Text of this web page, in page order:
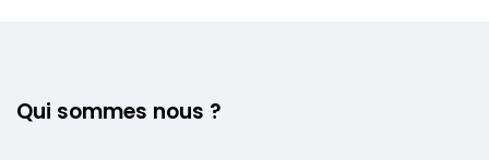
Qui sommes nous ?